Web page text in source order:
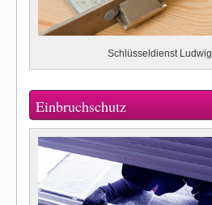
Schlüsseldienst Ludwig
Einbruchschutz